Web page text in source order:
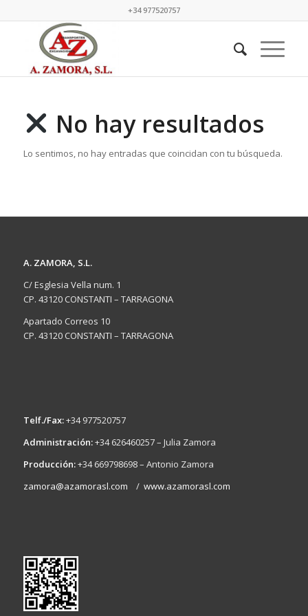
+34 977520757
No hay resultados
Lo sentimos, no hay entradas que coincidan con tu búsqueda.
A. ZAMORA, S.L.
C/ Esglesia Vella num. 1
CP. 43120 CONSTANTI – TARRAGONA
Apartado Correos 10
CP. 43120 CONSTANTI – TARRAGONA
Telf./Fax:+34 977520757
Administración:+34 626460257 – Julia Zamora
Producción:+34 669798698 – Antonio Zamora
zamora@azamorasl.com / www.azamorasl.com